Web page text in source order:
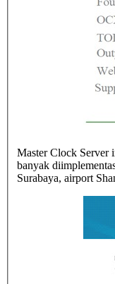
Master Clock Server
banyak
Surabaya, airport